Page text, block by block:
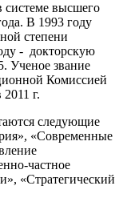
системе высшего
В 1993 году
степени
- докторскую
Ученое звание
Комиссией
г.
следующие
«Современные
частное
«Стратегический